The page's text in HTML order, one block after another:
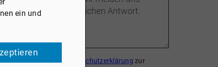
Sie, dass Sie die Datenschutzerklärung zur
ein und